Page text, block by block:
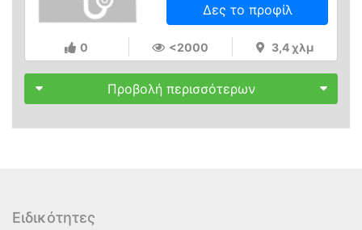
Δες το προφίλ
0 <2000 3,4 χλμ
Προβολή περισσότερων
Ειδικότητες